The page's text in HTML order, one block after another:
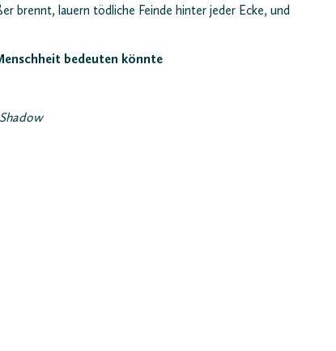
brennt, lauern tödliche Feinde hinter jeder Ecke, und
bedeuten könnte